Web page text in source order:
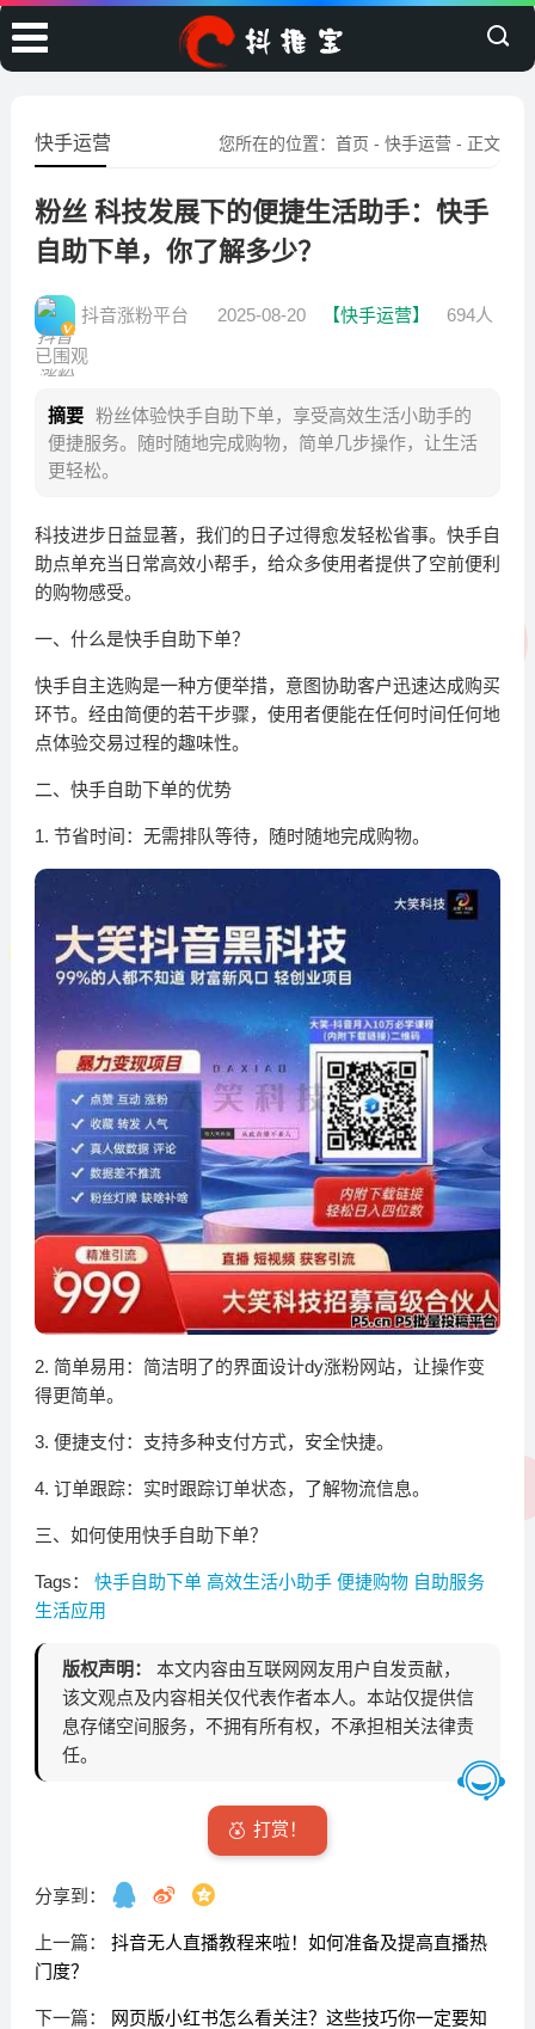
您所在的位置：首页 -快手运营 - 正文
快手运营
粉丝 科技发展下的便捷生活助手：快手
自助下单，你了解多少？
抖音涨粉平台 2025-08-20 【快手运营】
694人
已围观
摘要 粉丝体验快手自助下单，享受高效生活小助手的
便捷服务。随时随地完成购物，简单几步操作，让生活
更轻松。
科技进步日益显著，我们的日子过得愈发轻松省事。快手自
助点单充当日常高效小帮手，给众多使用者提供了空前便利
的购物感受。
一、什么是快手自助下单？
快手自主选购是一种方便举措，意图协助客户迅速达成购买
环节。经由简便的若干步骤，使用者便能在任何时间任何地
点体验交易过程的趣味性。
二、快手自助下单的优势
1. 节省时间：无需排队等待，随时随地完成购物。
2. 简单易用：简洁明了的界面设计dy涨粉网站，让操作变
得更简单。
3. 便捷支付：支持多种支付方式，安全快捷。
4. 订单跟踪：实时跟踪订单状态，了解物流信息。
三、如何使用快手自助下单？
Tags： 快手自助下单 高效生活小助手 便捷购物 自助服务
生活应用
版权声明：
本文内容由互联网网友用户自发贡献，
该文观点及内容相关仅代表作者本人。本站仅提供信
息存储空间服务，不拥有所有权，不承担相关法律责
任。
打赏！
分享到：
上一篇： 抖音无人直播教程来啦！如何准备及提高直播热
门度？
下一篇：
网页版小红书怎么看关注？这些技巧你一定要知